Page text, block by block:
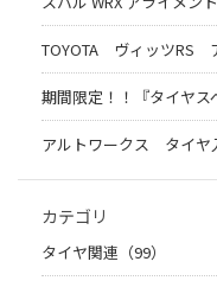
TOYOTA ヴィッツRS
期間限定！！『タイヤス
アルトワークス タイヤ
カテゴリ
タイヤ関連（99）